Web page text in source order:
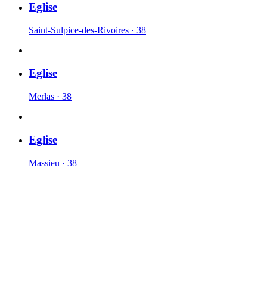
Eglise
Saint-Sulpice-des-Rivoires · 38
Eglise
Merlas · 38
Eglise
Massieu · 38